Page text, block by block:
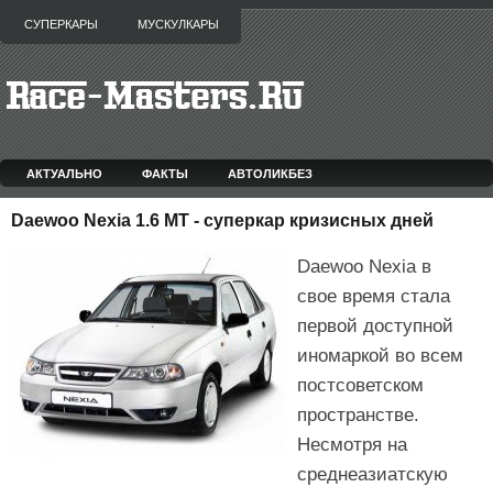
СУПЕРКАРЫ МУСКУЛКАРЫ
АКТУАЛЬНО ФАКТЫ АВТОЛИКБЕЗ
Daewoo Nexia 1.6 MT - суперкар кризисных дней
Daewoo Nexia в
свое время стала
первой доступной
иномаркой во всем
постсоветском
пространстве.
Несмотря на
среднеазиатскую